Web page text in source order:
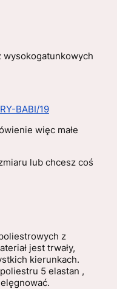
wysokogatunkowych
BABI/19
więc małe
lub chcesz coś
z
jest trwały,
kierunkach.
5 elastan ,